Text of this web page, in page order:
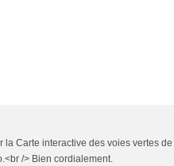
la Carte interactive des voies vertes de
/> Bien cordialement.